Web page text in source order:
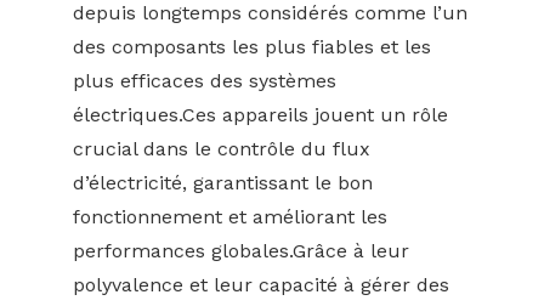
depuis longtemps considérés comme l’un
des composants les plus fiables et les
plus efficaces des systèmes
électriques.Ces appareils jouent un rôle
crucial dans le contrôle du flux
d’électricité, garantissant le bon
fonctionnement et améliorant les
performances globales.Grâce à leur
polyvalence et leur capacité à gérer des